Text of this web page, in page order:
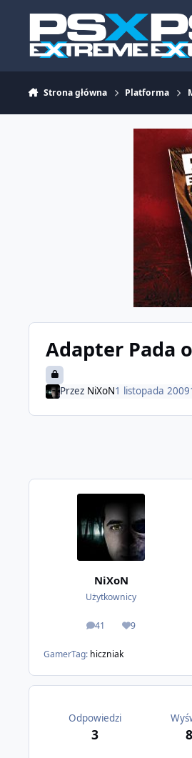
Strona główna Platforma
Adapter Pada
Przez NiXoN1 listopada 2009
NiXoN
Użytkownicy
41
odpowiedzi
9
Reputacja
GamerTag: hiczniak
Odpowiedzi
3